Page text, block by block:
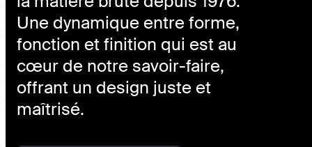
Une dynamique entre forme,
fonction et finition qui est au
cœur de notre savoir-faire,
offrant un design juste et
maîtrisé.